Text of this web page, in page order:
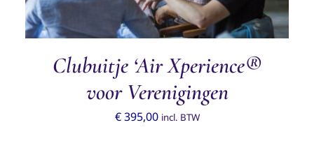
Clubuitje ‘Air Xperience®
voor Verenigingen
€395,00 incl. BTW